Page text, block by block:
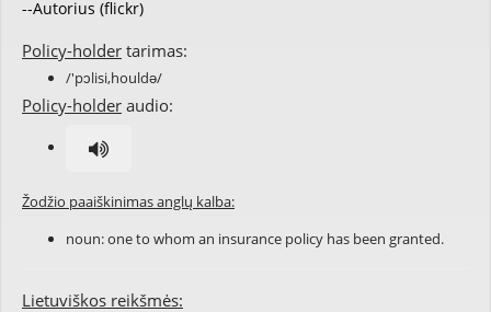
--Autorius (flickr)
Policy-holder tarimas:
/'pɔlisi,houldə/
Policy-holder audio:
Žodžio paaiškinimas anglų kalba:
noun: one to whom an insurance policy has been granted.
Lietuviškos reikšmės: